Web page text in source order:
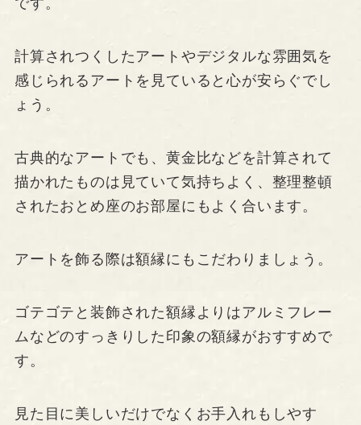
です。
計算されつくしたアートやデジタルな雰囲気を
感じられるアートを見ていると心が安らぐでし
ょう。
古典的なアートでも、黄金比などを計算されて
描かれたものは見ていて気持ちよく、整理整頓
されたおとめ座のお部屋にもよく合います。
アートを飾る際は額縁にもこだわりましょう。
ゴテゴテと装飾された額縁よりはアルミフレー
ムなどのすっきりした印象の額縁がおすすめで
す。
見た目に美しいだけでなくお手入れもしやす